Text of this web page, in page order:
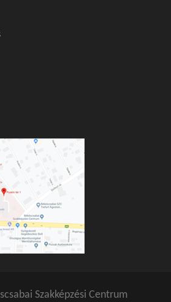
Szakképzési Centrum